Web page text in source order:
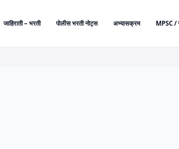
जाहिराती – भरती पोलीस भरती नोट्स अभ्यासक्रम MPSC /